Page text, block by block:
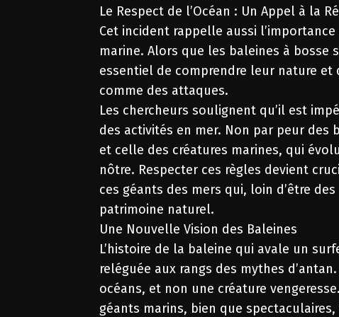
Le Respect de l’Océan : Un Appel à la
Cet incident rappelle aussi
marine. Alors que les baleines à
essentiel de comprendre leur nature
comme des attaques.
Les chercheurs soulignent qu’il est
des activités en mer. Non par peur
et celle des créatures marines, qui
nôtre. Respecter ces règles devient
ces géants des mers qui, loin d’être
patrimoine naturel.
Une Nouvelle Vision des Baleines
L’histoire de la baleine qui avale un
reléguée aux rangs des mythes
océans, et non une créature
géants marins, bien que